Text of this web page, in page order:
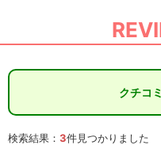
クチコ
検索結果： 3件見つかりました